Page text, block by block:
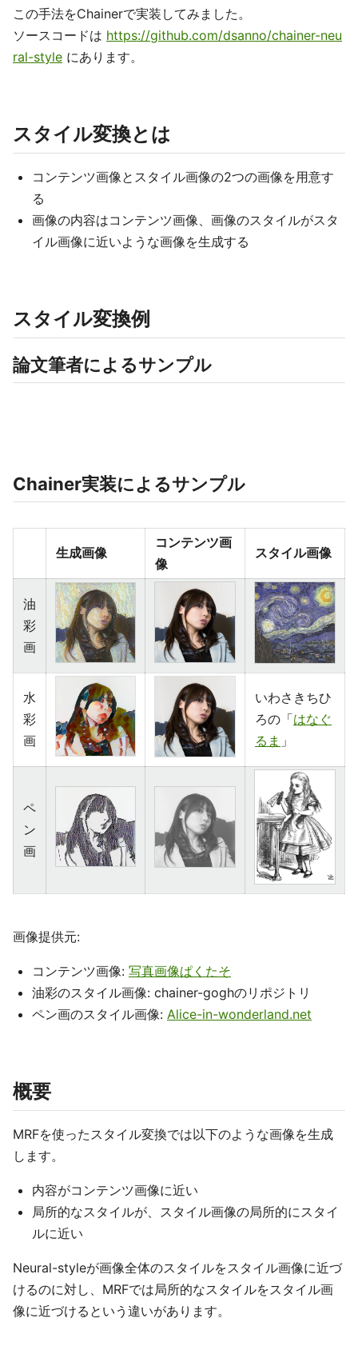
この手法をChainerで実装してみました。
ソースコードは https://github.com/dsanno/chainer-neu
ral-style にあります。
スタイル変換とは
コンテンツ画像とスタイル画像の2つの画像を用意す
る
画像の内容はコンテンツ画像、画像のスタイルがスタ
イル画像に近いような画像を生成する
スタイル変換例
論文筆者によるサンプル
Chainer実装によるサンプル
生成画像
コンテンツ画
像
スタイル画像
油
彩
画
水
彩
画
いわさきちひ
ろの「はなぐ
るま 」
ペ
ン
画
画像提供元:
コンテンツ画像: 写真画像ぱくたそ
油彩のスタイル画像: chainer-goghのリポジトリ
ペン画のスタイル画像: Alice-in-wonderland.net
概要
MRFを使ったスタイル変換では以下のような画像を生成
します。
内容がコンテンツ画像に近い
局所的なスタイルが、スタイル画像の局所的にスタイ
ルに近い
Neural-styleが画像全体のスタイルをスタイル画像に近づ
けるのに対し、MRFでは局所的なスタイルをスタイル画
像に近づけるという違いがあります。